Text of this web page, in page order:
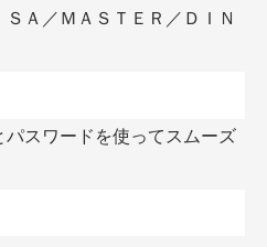
Ａ／ＭＡＳＴＥＲ／ＤＩＮ
スワードを使ってスムーズ